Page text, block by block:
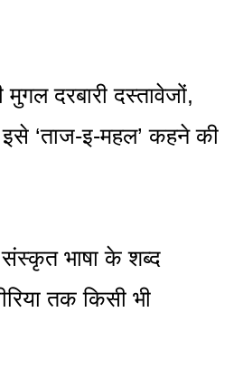
दरबारी दस्तावेजों,
इसे ‘ताज-इ-महल’ कहने की
संस्कृत भाषा के शब्द
तक किसी भी